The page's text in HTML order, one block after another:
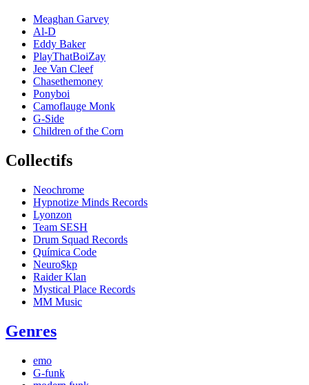
Meaghan Garvey
Al-D
Eddy Baker
PlayThatBoiZay
Jee Van Cleef
Chasethemoney
Ponyboi
Camoflauge Monk
G-Side
Children of the Corn
Collectifs
Neochrome
Hypnotize Minds Records
Lyonzon
Team SESH
Drum Squad Records
Química Code
Neuro$kp
Raider Klan
Mystical Place Records
MM Music
Genres
emo
G-funk